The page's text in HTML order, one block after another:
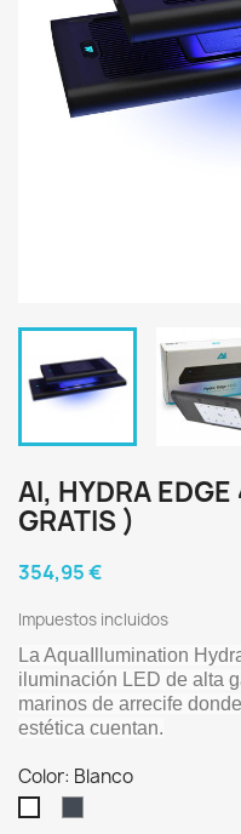
AI, HYDRA
GRATIS )
354,95 €
Impuestos incluidos
La AquaIllumination
iluminación LED de alta
marinos de arrecife
estética cuentan.
Color: Blanco